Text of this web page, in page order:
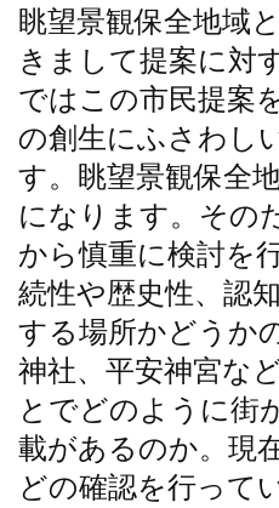
眺望景観保全地域
きまして提案に対
ではこの市民提案
の創生にふさわし
す。眺望景観保全
になります。その
から慎重に検討を
続性や歴史性、認
する場所かどうか
神社、平安神宮な
とでどのように街
載があるのか。現
どの確認を行って